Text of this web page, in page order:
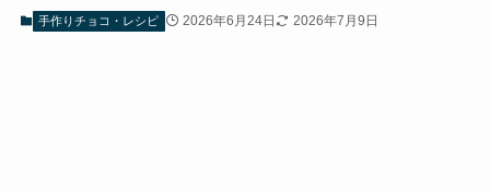
手作りチョコ・レシピ 2026年6月24日 2026年7月9日